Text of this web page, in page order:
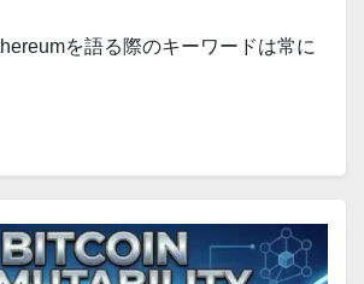
を語る際のキーワードは常に